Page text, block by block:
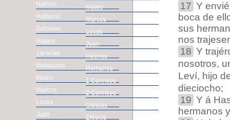
17 Y
boca de
sus
nos
18 Y
nosotros,
Leví, hijo
dieciocho;
19 Y á
hermanos
Nahum
Habacuc
Sofonías
Hageo
Zacarías
Malaquías
Mateo
Marcos
Lucas
Juan
Mateo
Marcos
Lucas
Juan
Hechos
Romanos
1 Corintios
2 Corintios
Gálatas
Efesios